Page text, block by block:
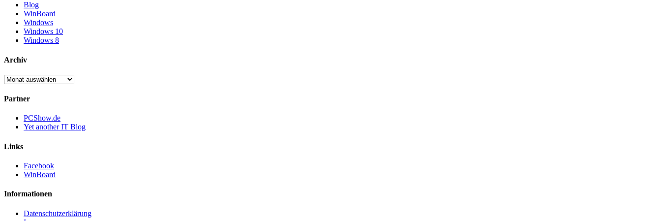
Blog
WinBoard
Windows
Windows 10
Windows 8
Archiv
Archiv
Partner
PCShow.de
Yet another IT Blog
Links
Facebook
WinBoard
Informationen
Datenschutzerklärung